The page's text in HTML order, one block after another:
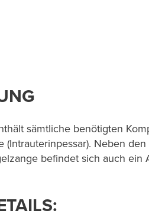
sämtliche benötigten
(Intrauterinpessar). Neben
befindet sich auch ein